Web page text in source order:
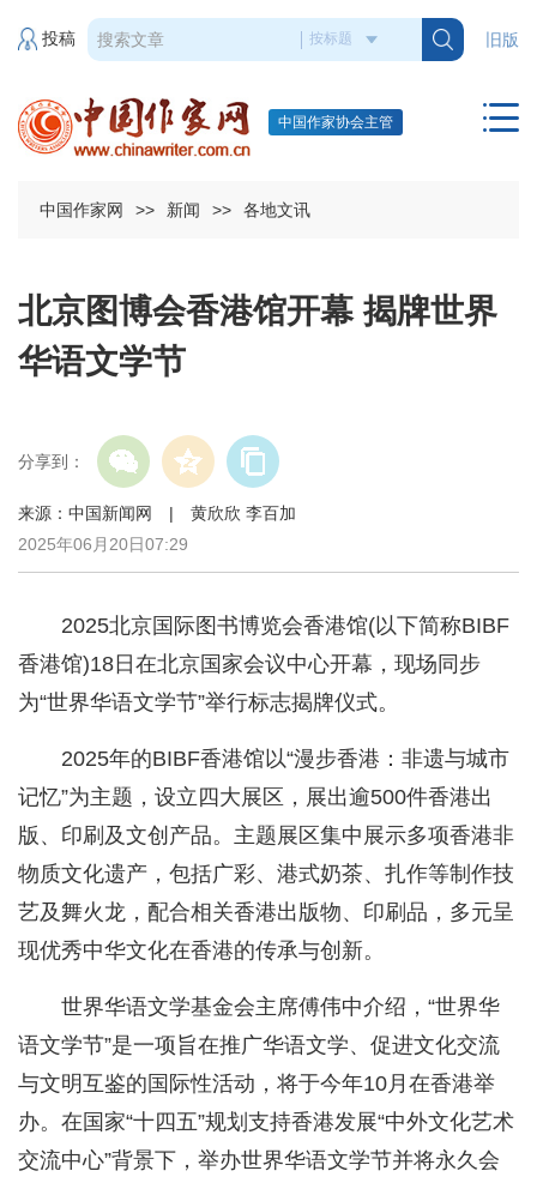
旧版
投稿
中国作家协会主管
中国作家网 >> 新闻 >> 各地文讯
北京图博会香港馆开幕 揭牌世界
华语文学节
分享到：
来源：中国新闻网 | 黄欣欣 李百加
2025年06月20日07:29
2025北京国际图书博览会香港馆(以下简称BIBF
香港馆)18日在北京国家会议中心开幕，现场同步
为“世界华语文学节”举行标志揭牌仪式。
2025年的BIBF香港馆以“漫步香港：非遗与城市
记忆”为主题，设立四大展区，展出逾500件香港出
版、印刷及文创产品。主题展区集中展示多项香港非
物质文化遗产，包括广彩、港式奶茶、扎作等制作技
艺及舞火龙，配合相关香港出版物、印刷品，多元呈
现优秀中华文化在香港的传承与创新。
世界华语文学基金会主席傅伟中介绍，“世界华
语文学节”是一项旨在推广华语文学、促进文化交流
与文明互鉴的国际性活动，将于今年10月在香港举
办。在国家“十四五”规划支持香港发展“中外文化艺术
交流中心”背景下，举办世界华语文学节并将永久会